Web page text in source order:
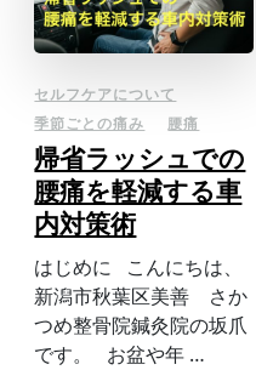
セルフケアについて
季節ごとの痛み
腰痛
帰省ラッシュでの
腰痛を軽減する車
内対策術
はじめに こんにちは、
新潟市秋葉区美善 さか
つめ整骨院鍼灸院の坂爪
です。 お盆や年 …